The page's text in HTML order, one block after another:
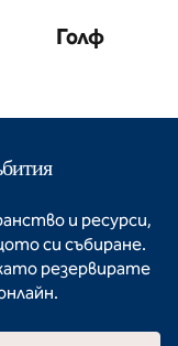
Голф
и ресурси,
си събиране.
резервирате